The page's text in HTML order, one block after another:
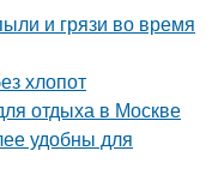
и грязи во время
хлопот
отдыха в Москве
удобны для